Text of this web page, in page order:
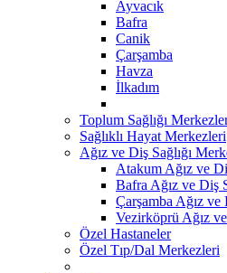
Ayvacık
Bafra
Canik
Çarşamba
Havza
İlkadım
Toplum Sağlığı
Sağlıklı Hayat Merkezleri
Ağız ve Diş Sağlığı
Atakum Ağız ve
Bafra Ağız ve Diş
Çarşamba Ağız ve
Vezirköprü Ağız
Özel Hastaneler
Özel Tıp/Dal Merkezleri